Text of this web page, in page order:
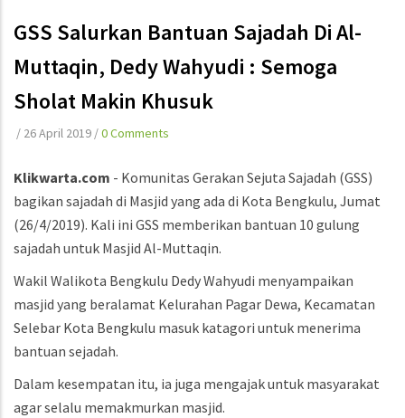
GSS Salurkan Bantuan Sajadah Di Al-
Muttaqin, Dedy Wahyudi : Semoga
Sholat Makin Khusuk
/ 26 April 2019 /0 Comments
Klikwarta.com - Komunitas Gerakan Sejuta Sajadah (GSS)
bagikan sajadah di Masjid yang ada di Kota Bengkulu, Jumat
(26/4/2019). Kali ini GSS memberikan bantuan 10 gulung
sajadah untuk Masjid Al-Muttaqin.
Wakil Walikota Bengkulu Dedy Wahyudi menyampaikan
masjid yang beralamat Kelurahan Pagar Dewa, Kecamatan
Selebar Kota Bengkulu masuk katagori untuk menerima
bantuan sejadah.
Dalam kesempatan itu, ia juga mengajak untuk masyarakat
agar selalu memakmurkan masjid.